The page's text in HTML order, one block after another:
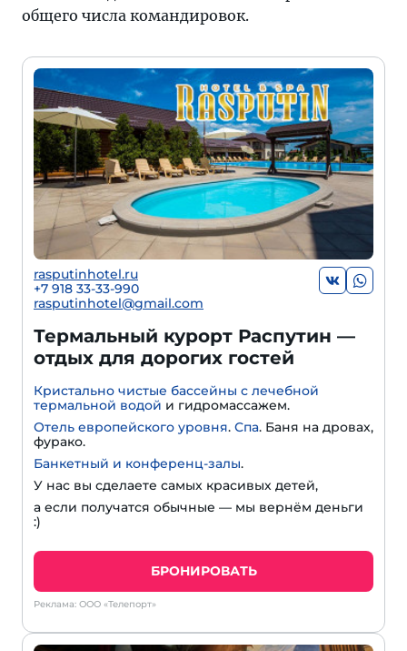
общего числа командировок.
rasputinhotel.ru
+7 918 33-33-990
rasputinhotel@gmail.com
Термальный курорт Распутин —
отдых для дорогих гостей
Кристально чистые бассейны с лечебной
термальной водой и гидромассажем.
Отель европейского уровня. Спа. Баня на дровах,
фурако.
Банкетный и конференц-залы.
У нас вы сделаете самых красивых детей,
а если получатся обычные — мы вернём деньги
:)
БРОНИРОВАТЬ
Реклама: ООО «Телепорт»